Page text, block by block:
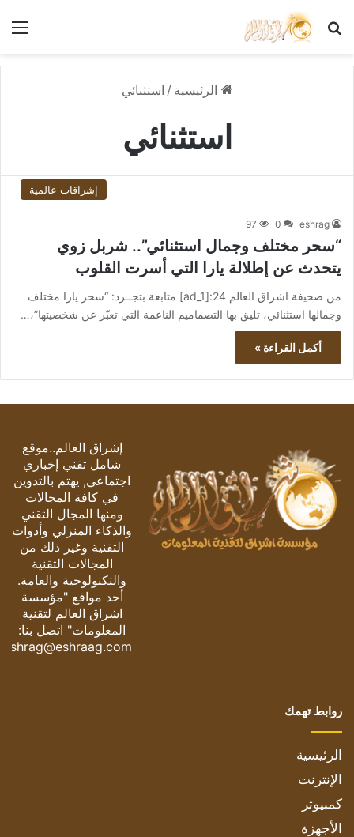
بحث عن
الرئيسية / استثنائي
استثنائي
إشراقات عالمية
eshrag
0
97
“سحر مختلف وجمال استثنائي”.. شربل زوي
يتحدث عن إطلالة يارا التي أسرت القلوب
من صحيفة اشراق العالم 24:[ad_1] متابعة بتجــرد: “سحر يارا مختلف
وجمالها استثنائي، تليق بها التصماميم الناعمة التي تعبّر عن شخصيتها”،…
أكمل القراءة »
إشراق العالم..موقع
شامل تقني إخباري
اجتماعي, يهتم بالتدوين
في كافة المجالات
ومنها المجال التقني
والذكاء المنزلي وأدوات
التقنية وغير ذلك من
المجالات التقنية
والتكنولوجية والعامة.
أحد مواقع "مؤسسة
اشراق العالم لتقنية
المعلومات" اتصل بنا:
eshrag@eshraag.com
روابط تهمك
الرئيسية
الإنترنت
كمبيوتر
الأجهزة